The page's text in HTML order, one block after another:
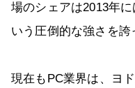
場のシェアは2013年
いう圧倒的な強さを誇
現在もPC業界は、ヨ